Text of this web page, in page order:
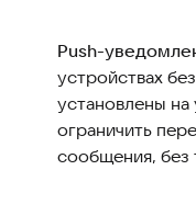
Push-
устройствах
установлены
ограничить
сообщения, без